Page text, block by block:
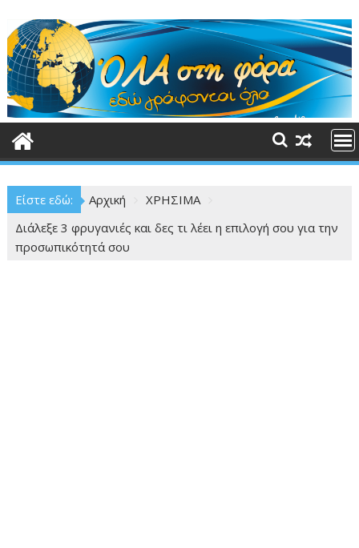
στο
περιεχόμενο
Είστε εδώ: Αρχική
ΧΡΗΣΙΜΑ
Διάλεξε 3 φρυγανιές και δες τι λέει η επιλογή σου για την
προσωπικότητά σου